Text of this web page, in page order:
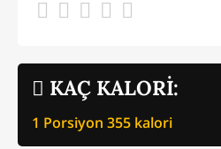
KAÇ KALORİ:
1 Porsiyon 355 kalori